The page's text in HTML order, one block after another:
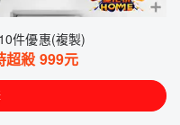
件優惠(複製)
超殺 999元